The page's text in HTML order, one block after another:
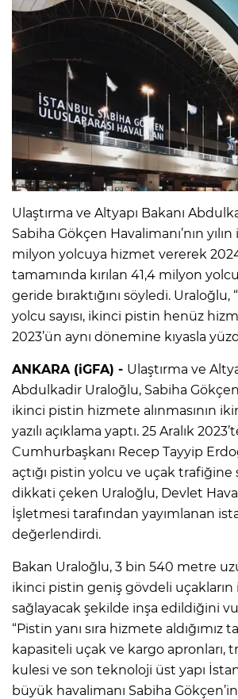
Ulaştırma ve Altyapı Bakanı
Sabiha Gökçen Havalimanı’nın yılın
milyon yolcuya hizmet vererek 2024
tamamında kırılan 41,4 milyon
geride bıraktığını söyledi. Uraloğlu,
yolcu sayısı, ikinci pistin henüz
2023’ün aynı dönemine kıyasla
ANKARA (iGFA) - Ulaştırma ve
Abdulkadir Uraloğlu, Sabiha Gökçen
ikinci pistin hizmete alınmasının
yazılı açıklama yaptı. 25 Aralık
Cumhurbaşkanı Recep Tayyip
açtığı pistin yolcu ve uçak trafiğine
dikkati çeken Uraloğlu, Devlet Hava
İşletmesi tarafından yayımlanan
değerlendirdi.
Bakan Uraloğlu, 3 bin 540 metre
ikinci pistin geniş gövdeli
sağlayacak şekilde inşa edildiğini
“Pistin yanı sıra hizmete aldığımız
kapasiteli uçak ve kargo apronları,
kulesi ve son teknoloji üst yapı
büyük havalimanı Sabiha